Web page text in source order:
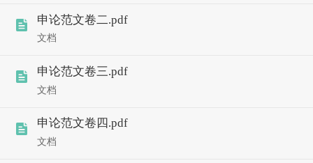
申论范文卷二.pdf
文档
申论范文卷三.pdf
文档
申论范文卷四.pdf
文档